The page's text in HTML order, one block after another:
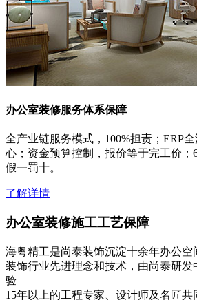
办公室装修服务体系保障
全产业链服务模式，100%担责；ERP
心；资金预算控制，报价等于完工价；
假一罚十。
了解详情
办公室装修施工工艺保障
海粤精工是尚泰装饰沉淀十余年办公
装饰行业先进理念和技术，由尚泰研
验
15年以上的工程专家、设计师及名匠